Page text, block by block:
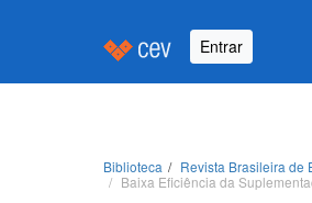
Entrar
Biblioteca
Revista Brasileira de
Baixa Eficiência da